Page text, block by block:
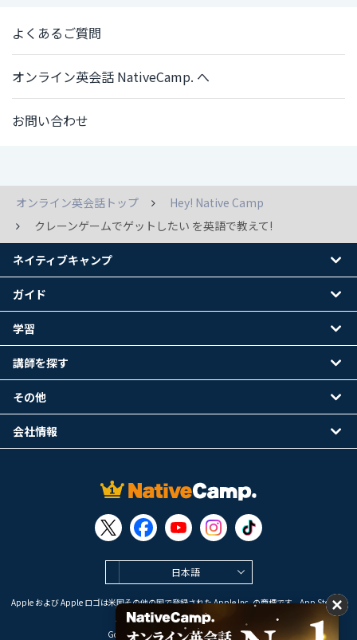
よくあるご質問
オンライン英会話 NativeCamp. へ
お問い合わせ
オンライン英会話トップ
Hey! Native Camp
クレーンゲームでゲットしたい を英語で教えて!
日本語
Apple および Apple ロゴは米国その他の国で登録された Apple Inc. の商標です。App Store は
Apple Inc. のサービスマークです。
Google Play は Google LLC の商標です。
ネイティブキャンプ
ガイド
学習
講師を探す
その他
会社情報